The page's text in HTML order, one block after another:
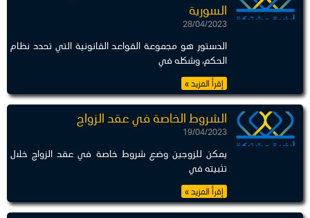
السورية
28/04/2023
الدستور هو مجموعة القواعد القانونية التي تحدد نظام
الحكم، وشكله في
إقرأ المزيد »
الشروط الخاصة في عقد الزواج
19/04/2023
يمكن للزوجين وضع شروط خاصة في عقد الزواج خلال
تثبيته في
إقرأ المزيد »